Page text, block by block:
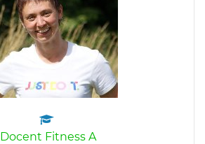
Docent Fitness A